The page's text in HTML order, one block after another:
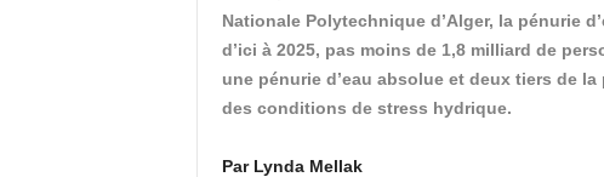
Nationale Polytechnique d’Alger, la pénurie
d’ici à 2025, pas moins de 1,8 milliard de
une pénurie d’eau absolue et deux tiers de
des conditions de stress hydrique.
Par Lynda Mellak